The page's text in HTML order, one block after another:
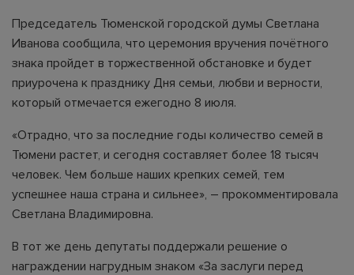
Председатель Тюменской городской думы Светлана
Иванова сообщила, что церемония вручения почётного
знака пройдет в торжественной обстановке и будет
приурочена к празднику Дня семьи, любви и верности,
который отмечается ежегодно 8 июля.
«Отрадно, что за последние годы количество семей в
Тюмени растет, и сегодня составляет более 18 тысяч
человек. Чем больше наших крепких семей, тем
успешнее наша страна и сильнее», – прокомментировала
Светлана Владимировна.
В тот же день депутаты поддержали решение о
награждении нагрудным знаком «За заслуги перед